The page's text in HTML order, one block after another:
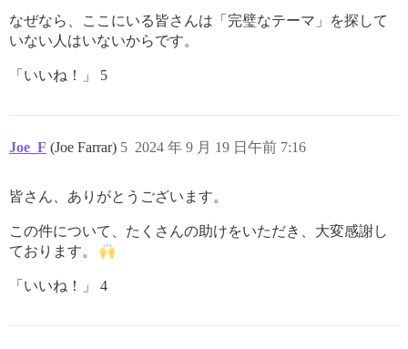
なぜなら、ここにいる皆さんは「完璧なテーマ」を探して
いない人はいないからです。
「いいね！」 5
Joe_F (Joe Farrar) 2024 年 9 月 19 日午前 7:16
5
皆さん、ありがとうございます。
この件について、たくさんの助けをいただき、大変感謝し
ております。
「いいね！」 4